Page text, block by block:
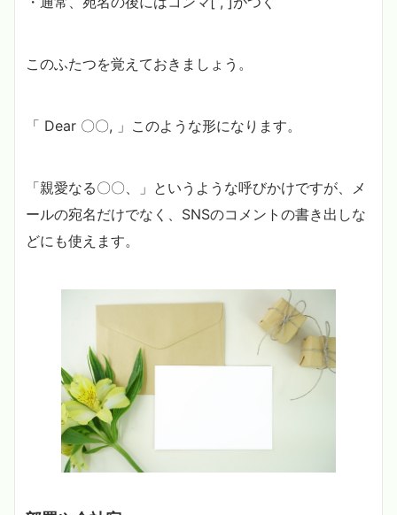
このふたつを覚えておきましょう。
「 Dear 〇〇, 」このような形になります。
「親愛なる〇〇、」というような呼びかけですが、メ
ールの宛名だけでなく、SNSのコメントの書き出しな
どにも使えます。